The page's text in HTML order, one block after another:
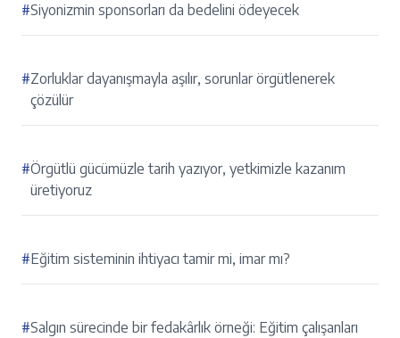
#Siyonizmin sponsorları da bedelini ödeyecek
#Zorluklar dayanışmayla aşılır, sorunlar örgütlenerek
çözülür
#Örgütlü gücümüzle tarih yazıyor, yetkimizle kazanım
üretiyoruz
#Eğitim sisteminin ihtiyacı tamir mi, imar mı?
#Salgın sürecinde bir fedakârlık örneği: Eğitim çalışanları